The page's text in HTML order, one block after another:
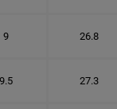
9 26.8
9.5 27.3